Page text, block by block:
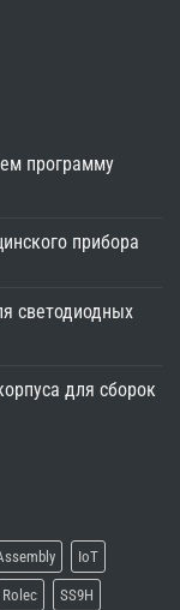
программу
прибора
светодиодных
для сборок
IoT
Rolec SS9H